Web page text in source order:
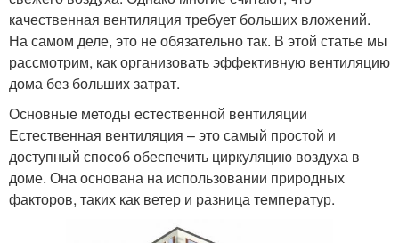
качественная вентиляция требует больших вложений.
На самом деле, это не обязательно так. В этой статье мы
рассмотрим, как организовать эффективную вентиляцию
дома без больших затрат.
Основные методы естественной вентиляции
Естественная вентиляция – это самый простой и
доступный способ обеспечить циркуляцию воздуха в
доме. Она основана на использовании природных
факторов, таких как ветер и разница температур.